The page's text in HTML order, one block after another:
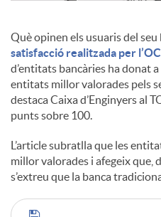
c
o
n
t
Què opinen els usuaris del seu
satisfacció realitzada per
d’entitats bancàries ha donat
entitats millor valorades pels
destaca Caixa d’Enginyers al
punts sobre 100.
L’article subratlla que les
millor valorades i afegeix que,
s’extreu que la banca